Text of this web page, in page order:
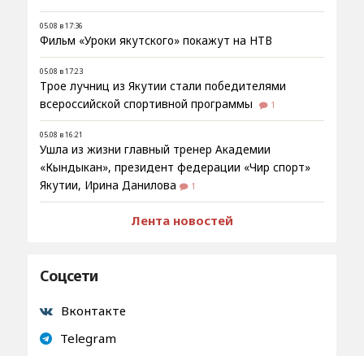
05.08 в 17:36
Фильм «Уроки якутского» покажут на НТВ
05.08 в 17:23
Трое лучниц из Якутии стали победителями
всероссийской спортивной программы
1
05.08 в 16:21
Ушла из жизни главный тренер Академии
«Кындыкан», президент федерации «Чир спорт»
Якутии, Ирина Данилова
1
Лента новостей
Соцсети
Вконтакте
Telegram